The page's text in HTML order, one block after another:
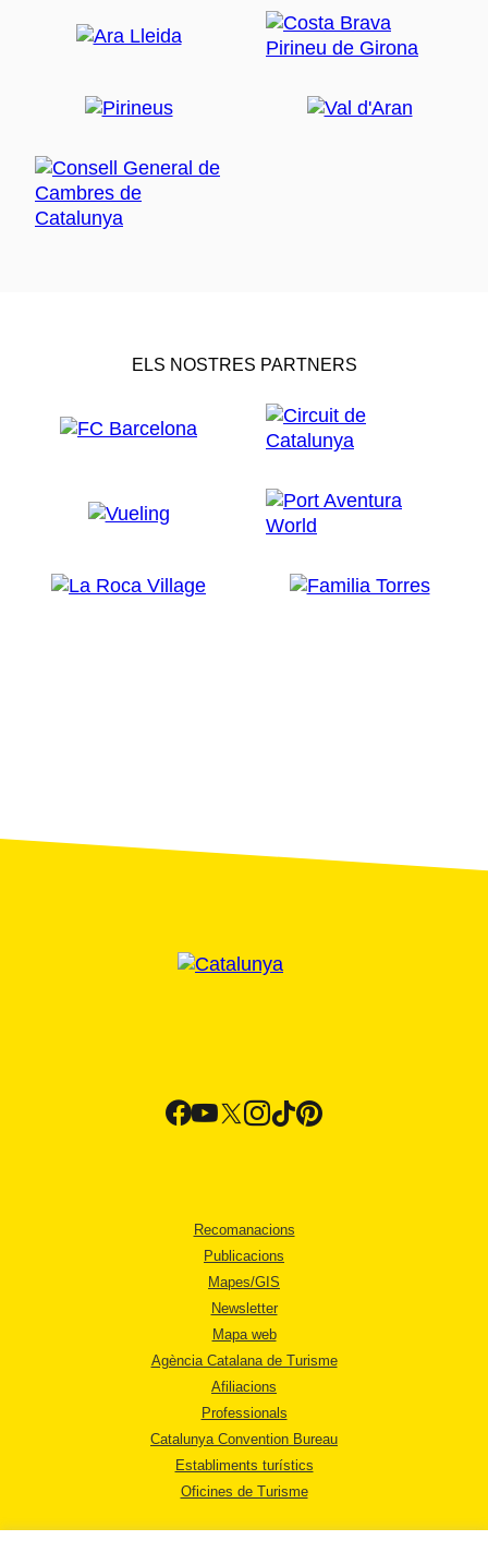
ELS NOSTRES PARTNERS
Recomanacions
Publicacions
Mapes/GIS
Newsletter
Mapa web
Agència Catalana de Turisme
Afiliacions
Professionals
Catalunya Convention Bureau
Establiments turístics
Oficines de Turisme